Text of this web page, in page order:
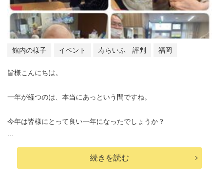
館内の様子 イベント 寿らいふ 評判 福岡
皆様こんにちは。
一年が経つのは、本当にあっという間ですね。
今年は皆様にとって良い一年になったでしょうか？
...
続きを読む